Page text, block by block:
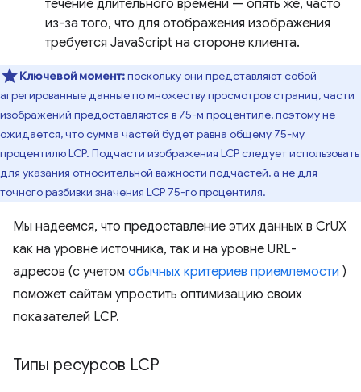
течение длительного времени — опять же, часто
из-за того, что для отображения изображения
требуется JavaScript на стороне клиента.
Ключевой момент:поскольку они представляют собой
агрегированные данные по множеству просмотров страниц, части
изображений предоставляются в 75-м процентиле, поэтому не
ожидается, что сумма частей будет равна общему 75-му
процентилю LCP. Подчасти изображения LCP следует использовать
для указания относительной важности подчастей, а не для
точного разбивки значения LCP 75-го процентиля.
Мы надеемся, что предоставление этих данных в CrUX
как на уровне источника, так и на уровне URL-
адресов (с учетом обычных критериев приемлемости )
поможет сайтам упростить оптимизацию своих
показателей LCP.
Типы ресурсов LCP